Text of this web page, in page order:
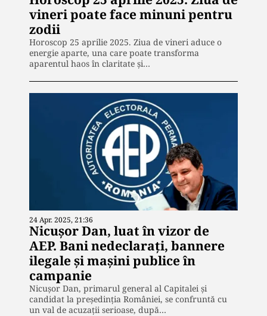
vineri poate face minuni pentru
zodii
Horoscop 25 aprilie 2025. Ziua de vineri aduce o
energie aparte, una care poate transforma
aparentul haos în claritate și…
24 Apr. 2025, 21:36
Nicușor Dan, luat în vizor de
AEP. Bani nedeclarați, bannere
ilegale și mașini publice în
campanie
Nicușor Dan, primarul general al Capitalei și
candidat la președinția României, se confruntă cu
un val de acuzații serioase, după…